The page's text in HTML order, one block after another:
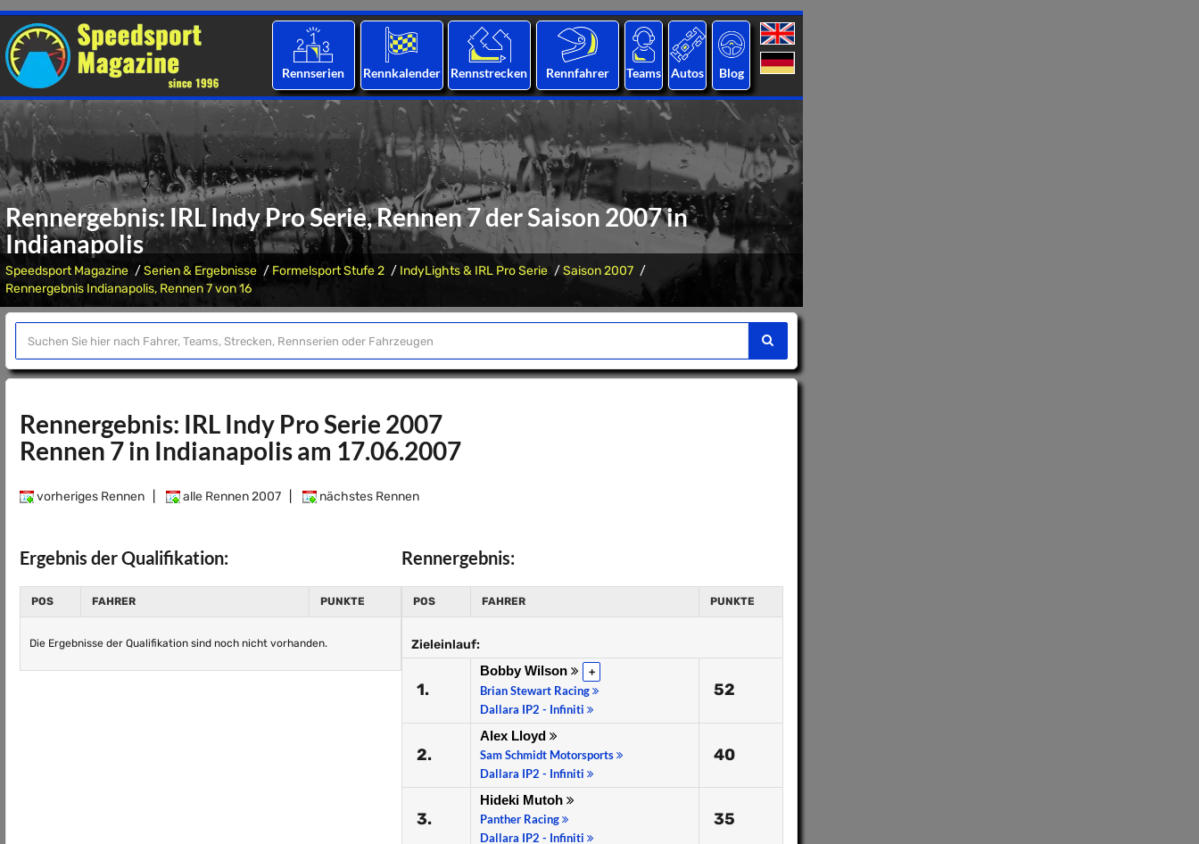
Rennserien Rennkalender Rennstrecken Rennfahrer Teams Autos Blog
Rennergebnis: IRL Indy Pro Serie, Rennen 7 der Saison 2007 in
Indianapolis
Speedsport Magazine Serien & Ergebnisse Formelsport Stufe 2 IndyLights & IRL Pro Serie
Saison 2007
Rennergebnis Indianapolis, Rennen 7 von 16
Rennergebnis: IRL Indy Pro Serie 2007
Rennen 7 in Indianapolis am 17.06.2007
vorheriges Rennen alle Rennen 2007 nächstes Rennen
Ergebnis der Qualifikation:
POS FAHRER PUNKTE
Die Ergebnisse der Qualifikation sind noch nicht vorhanden.
Rennergebnis:
POS FAHRER PUNKTE
Zieleinlauf:
1.
Bobby Wilson +
Brian Stewart Racing
Dallara IP2 - Infiniti
52
2.
Alex Lloyd
Sam Schmidt Motorsports
Dallara IP2 - Infiniti
40
3.
Hideki Mutoh
Panther Racing
Dallara IP2 - Infiniti
35